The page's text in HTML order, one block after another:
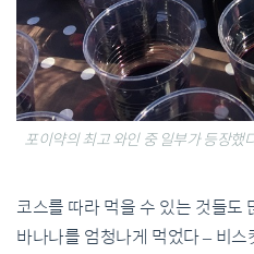
포이약의 최고 와인 중 일부가 등장했
코스를 따라 먹을 수 있는 것들도
바나나를 엄청나게 먹었다 – 비스